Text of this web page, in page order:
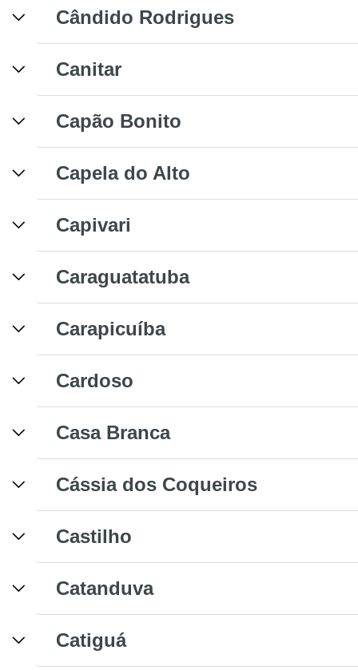
Cândido Rodrigues
Canitar
Capão Bonito
Capela do Alto
Capivari
Caraguatatuba
Carapicuíba
Cardoso
Casa Branca
Cássia dos Coqueiros
Castilho
Catanduva
Catiguá